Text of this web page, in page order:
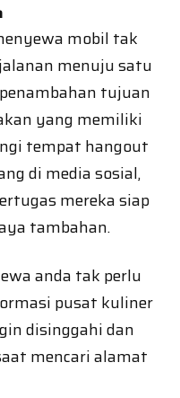
mobil tak
menuju satu
tujuan
yang memiliki
tempat hangout
di media sosial,
mereka siap
tambahan.
anda tak perlu
pusat kuliner
disinggahi dan
mencari alamat